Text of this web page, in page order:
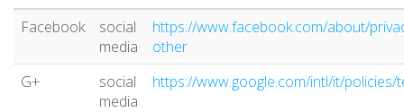
Facebook
social
media
https://www.facebook.com/about/
other
G+
social
media
https://www.google.com/intl/it/